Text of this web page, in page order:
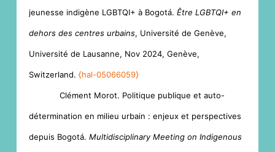
jeunesse indigène LGBTQI+ à Bogotá. Être LGBTQI+ en
dehors des centres urbains, Université de Genève,
Université de Lausanne, Nov 2024, Genève,
Switzerland. ⟨hal-05066059⟩
Clément Morot. Politique publique et auto-
détermination en milieu urbain : enjeux et perspectives
depuis Bogotá. Multidisciplinary Meeting on Indigenous